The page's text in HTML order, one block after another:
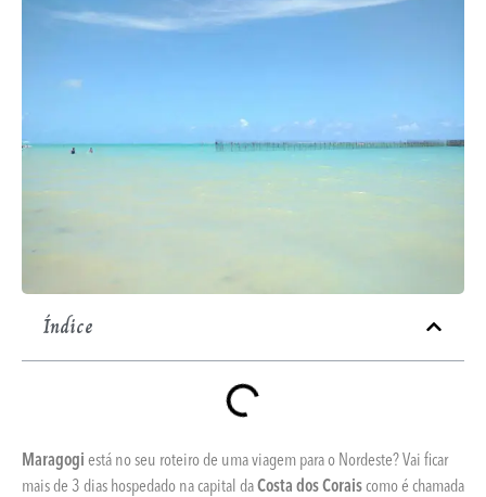
Índice
Maragogi está no seu roteiro de uma viagem para o Nordeste? Vai ficar
mais de 3 dias hospedado na capital daCosta dos Coraiscomo é chamada